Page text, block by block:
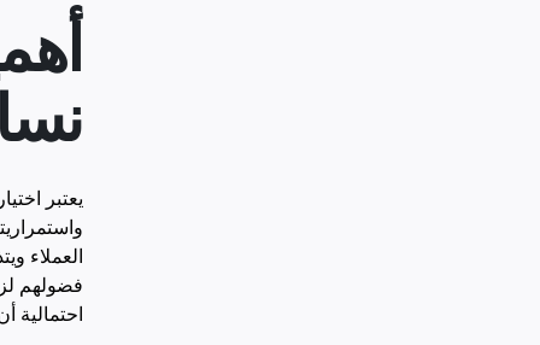
يعتبر
العملاء
فضولهم
احتمالية